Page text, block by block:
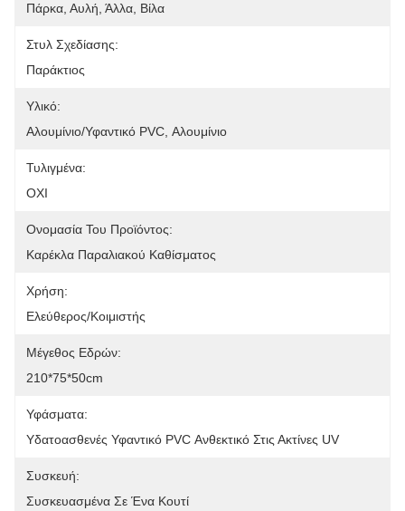
Πάρκα, Αυλή, Άλλα, Βίλα
Στυλ Σχεδίασης:
Παράκτιος
Υλικό:
Αλουμίνιο/υφαντικό PVC, Αλουμίνιο
Τυλιγμένα:
ΟΧΙ
Ονομασία Του Προϊόντος:
Καρέκλα Παραλιακού Καθίσματος
Χρήση:
Ελεύθερος/Κοιμιστής
Μέγεθος Εδρών:
210*75*50cm
Υφάσματα:
Υδατοασθενές Υφαντικό PVC Ανθεκτικό Στις Ακτίνες UV
Συσκευή:
Συσκευασμένα Σε Ένα Κουτί